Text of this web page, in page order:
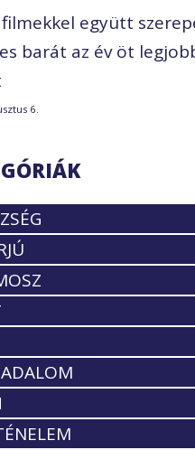
együtt
barát az év öt
6.